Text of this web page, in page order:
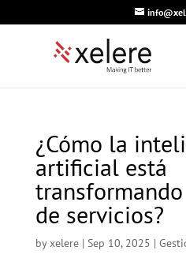
¿Cómo la
artificial está
de servicios?
byxelere| Sep 10, 2025 |